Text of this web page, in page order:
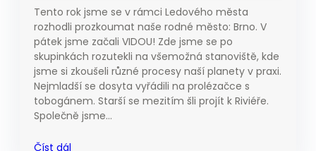
Tento rok jsme se v rámci Ledového města
rozhodli prozkoumat naše rodné město: Brno. V
pátek jsme začali VIDOU! Zde jsme se po
skupinkách rozutekli na všemožná stanoviště, kde
jsme si zkoušeli různé procesy naší planety v praxi.
Nejmladší se dosyta vyřádili na prolézačce s
tobogánem. Starší se mezitím šli projít k Riviéře.
Společně jsme…
Číst dál